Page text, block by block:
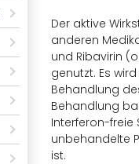
Der aktive
anderen
und Ribavirin
genutzt. Es
Behandlung
Behandlung
Interferon-freie
unbehandelte
ist.